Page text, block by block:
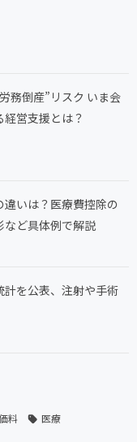
務倒産”リスク いま会
営支援とは？
いは？医療費控除の
など具体例で解説
を公表、注射や手術
料 医療